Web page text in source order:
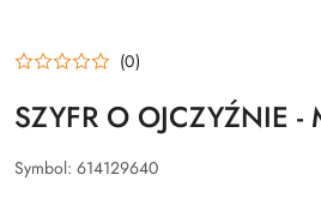
(0)
SZYFR O OJCZYŹNIE -
Symbol: 614129640